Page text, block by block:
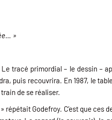
»
tracé primordial – le dessin –
puis recouvrira. En 1987, le
de se réaliser.
répétait Godefroy. C’est que